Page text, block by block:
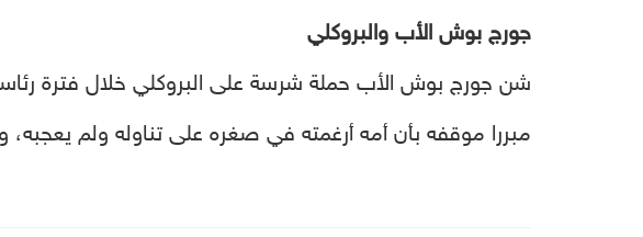
جورج بوش الأب والبروكلي
شن جورج بوش الأب حملة شرسة على البروكلي خلال فترة
مبررا موقفه بأن أمه أرغمته في صغره على تناوله ولم يعجبه،